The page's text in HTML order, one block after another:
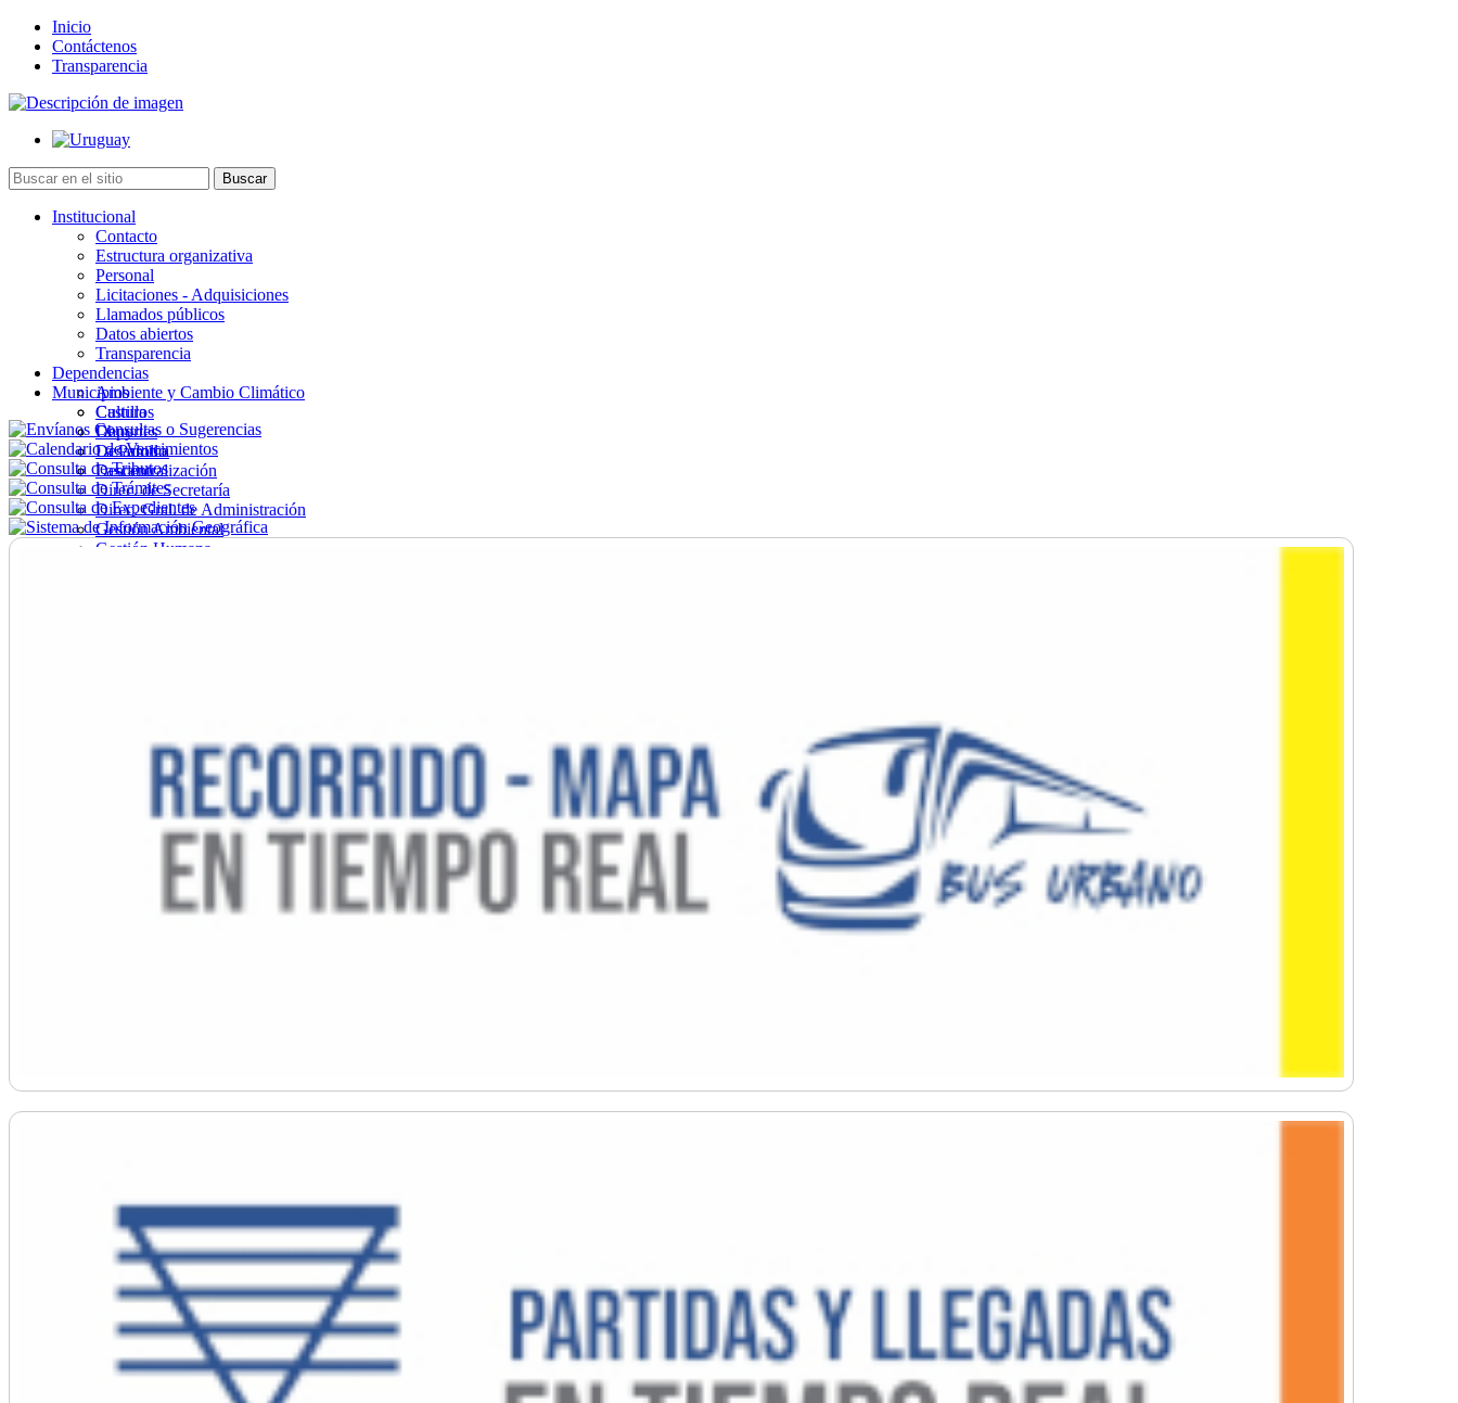
Inicio
Contáctenos
Transparencia
Institucional
Contacto
Estructura organizativa
Personal
Licitaciones - Adquisiciones
Llamados públicos
Datos abiertos
Transparencia
Dependencias
Ambiente y Cambio Climático
Cultura
Deportes
Desarrollo
Descentralización
Direc. de Secretaría
Direc. Gral. de Administración
Gestión Ambiental
Gestión Humana
Municipios
Castillos
Chuy
La Paloma
Lascano